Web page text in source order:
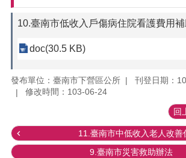
10.臺南市低收入戶傷病住院看護費用
doc(30.5 KB)
發布單位：臺南市下營區公所
刊登日期：
修改時間：103-06-24
回
11.臺南市中低收入老人改善
9.臺南市災害救助辦法